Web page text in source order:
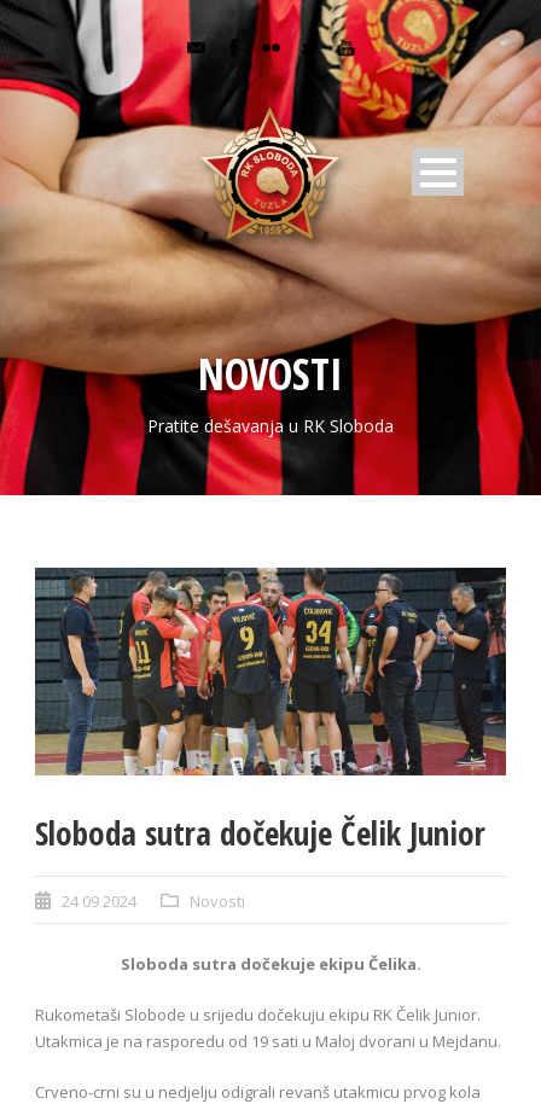
NOVOSTI
Pratite dešavanja u RK Sloboda
Sloboda sutra dočekuje Čelik Junior
24 09 2024 Novosti
Sloboda sutra dočekuje ekipu Čelika.
Rukometaši Slobode u srijedu dočekuju ekipu RK Čelik Junior.
Utakmica je na rasporedu od 19 sati u Maloj dvorani u Mejdanu.
Crveno-crni su u nedjelju odigrali revanš utakmicu prvog kola